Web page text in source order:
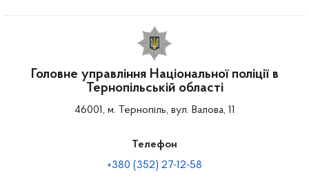
Головне управління Національної поліції в
Тернопільській області
46001, м. Тернопіль, вул. Валова, 11
Телефон
+380 (352) 27-12-58